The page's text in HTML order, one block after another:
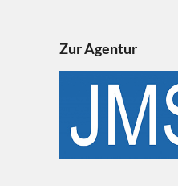
Zur Agentur